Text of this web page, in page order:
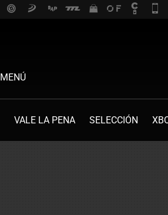
MENÚ
VALE LA PENA SELECCIÓN